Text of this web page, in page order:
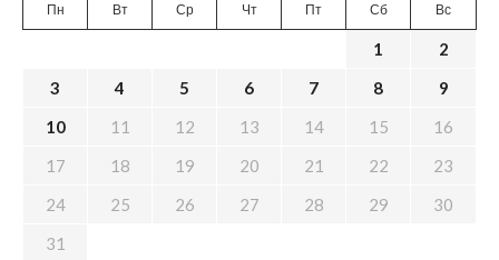
Пн Вт Ср Чт Пт Сб Вс
1
2
3
4 5 6 7 8
9
10
11 12 13 14 15
16
17
18 19 20 21 22
23
24
25 26 27 28 29
30
31